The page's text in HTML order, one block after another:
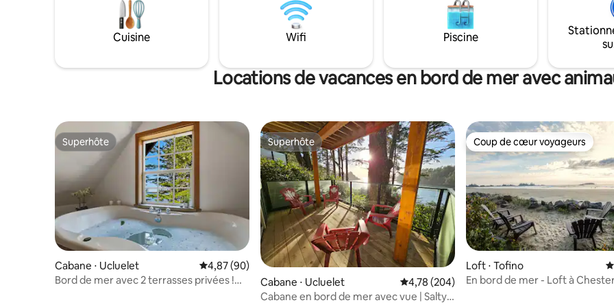
Cuisine Wifi Piscine
Locations de vacances en bord de mer avec
Superhôte
Superhôte
Cabane ⋅ Ucluelet Évaluation moyenne sur la base de 90 commentaires : 4,87 sur 5
4,87 (90)
Bord de mer avec 2 terrasses privées !
Superhôte
Superhôte
Cabane ⋅ Ucluelet Évaluation moyenne sur la base de 204
4,78 (204)
Cabane en bord de mer avec vue | Salty
Coup de cœur voyageurs
Coup de cœur voyageurs
Loft ⋅ Tofino
En bord de mer - Loft à